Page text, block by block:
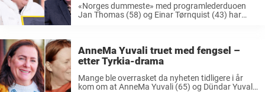
«Norges dummeste» med programlederduoen
Jan Thomas (58) og Einar Tørnquist (43) har
dummeste. Jan Thomas og Einar Tørnquist ...
AnneMa Yuvali truet med fengsel –
etter Tyrkia-drama
Mange ble overrasket da nyheten tidligere i år
kom om at AnneMa Yuvali (65) og Dündar Yuvali